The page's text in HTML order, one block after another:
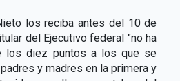
los reciba antes del 10 de
del Ejecutivo federal "no ha
los diez puntos a los que se
y madres en la primera y